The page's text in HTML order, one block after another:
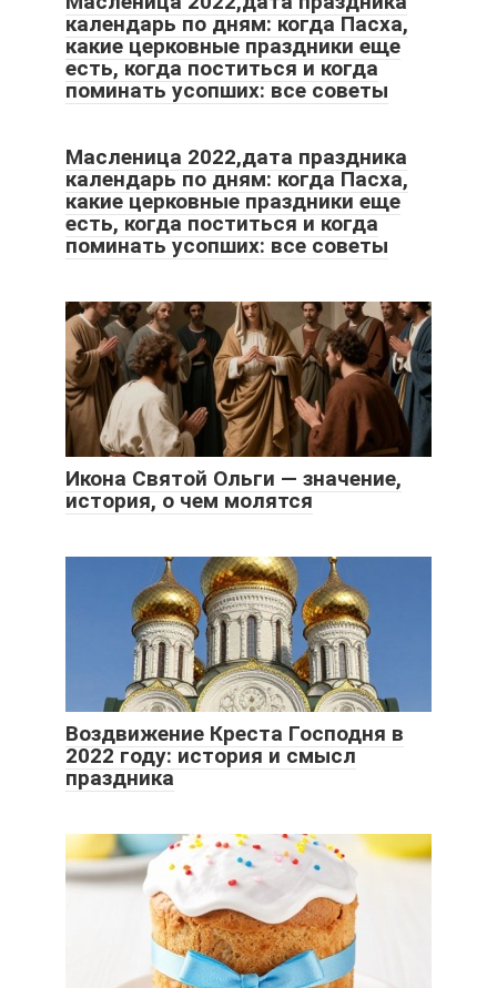
календарь по дням: когда Пасха,
какие церковные праздники еще
есть, когда поститься и когда
поминать усопших: все советы
Масленица 2022,дата праздника
календарь по дням: когда Пасха,
какие церковные праздники еще
есть, когда поститься и когда
поминать усопших: все советы
Икона Святой Ольги — значение,
история, о чем молятся
Воздвижение Креста Господня в
2022 году: история и смысл
праздника